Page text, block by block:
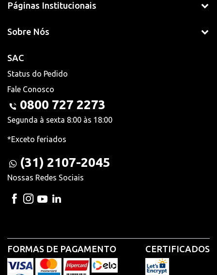
Páginas Institucionais
Sobre Nós
SAC
Status do Pedido
Fale Conosco
0800 727 2273
Segunda à sexta 8:00 às 18:00
*Exceto feriados
(31) 2107-2045
Nossas Redes Sociais
FORMAS DE PAGAMENTO CERTIFICADOS